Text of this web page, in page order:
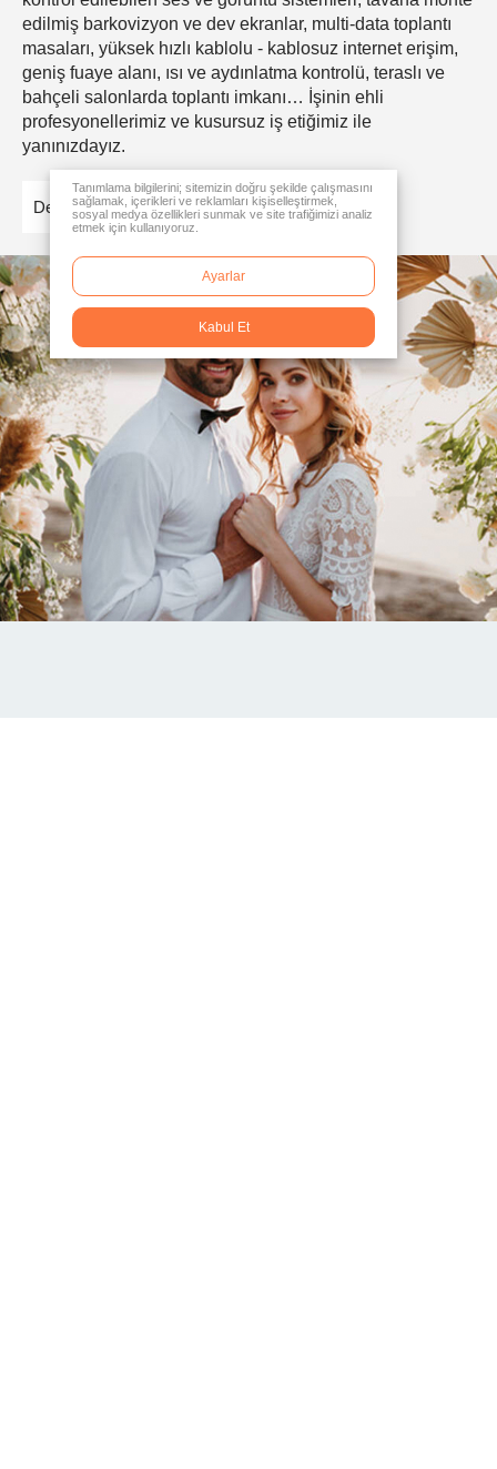
edilmiş barkovizyon ve dev ekranlar, multi-data toplantı
masaları, yüksek hızlı kablolu - kablosuz internet erişim,
geniş fuaye alanı, ısı ve aydınlatma kontrolü, teraslı ve
bahçeli salonlarda toplantı imkanı… İşinin ehli
profesyonellerimiz ve kusursuz iş etiğimiz ile
yanınızdayız.
Detaylar
Tanımlama bilgilerini; sitemizin doğru şekilde çalışmasını
sağlamak, içerikleri ve reklamları kişiselleştirmek,
sosyal medya özellikleri sunmak ve site trafiğimizi analiz
etmek için kullanıyoruz.
Ayarlar
Kabul Et